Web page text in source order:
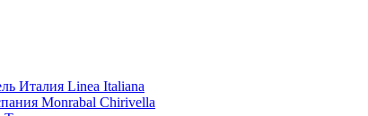
Италия Linea Italiana
Monrabal Chirivella